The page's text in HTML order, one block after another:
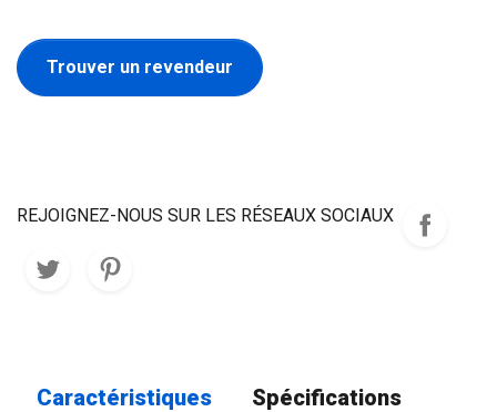
Trouver un revendeur
REJOIGNEZ-NOUS SUR LES RÉSEAUX SOCIAUX
Caractéristiques Spécifications